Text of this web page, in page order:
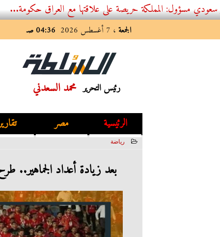
المملكة حريصة على علاقتها مع العراق حكومة...
الجمعة ، 7 أغسطس 2026 04:36 صـ
رئيس التحرير محمد السعدني
الرئيسية مصر
رياضة
بعد زيادة أعداد الجماهير..